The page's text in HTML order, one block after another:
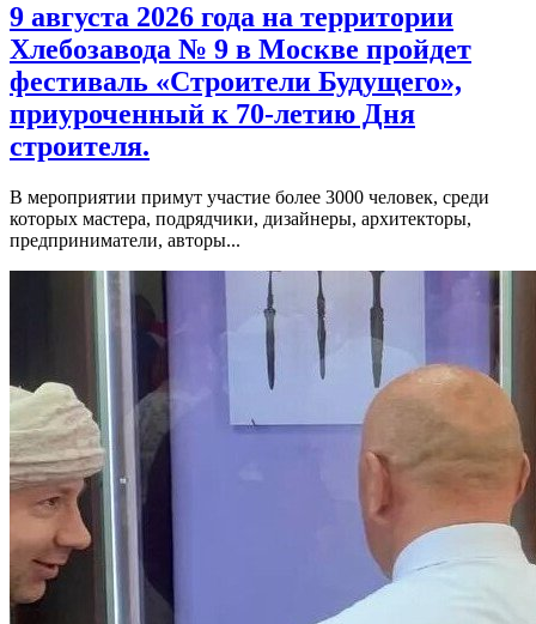
9 августа 2026 года на территории
Хлебозавода № 9 в Москве пройдет
фестиваль «Строители Будущего»,
приуроченный к 70-летию Дня
строителя.
В мероприятии примут участие более 3000 человек, среди
которых мастера, подрядчики, дизайнеры, архитекторы,
предприниматели, авторы...